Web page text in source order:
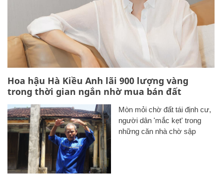
Hoa hậu Hà Kiều Anh lãi 900 lượng vàng
trong thời gian ngắn nhờ mua bán đất
Mòn mỏi chờ đất tái định cư,
người dân 'mắc kẹt' trong
những căn nhà chờ sập